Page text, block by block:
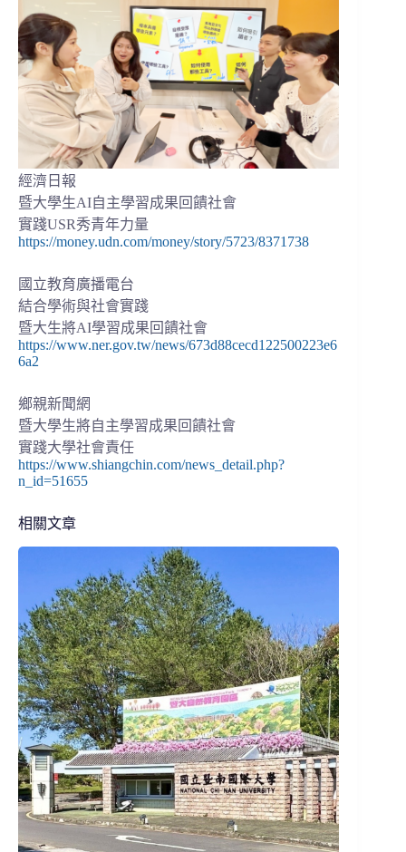
經濟日報
暨大學生AI自主學習成果回饋社會
實踐USR秀青年力量
https://money.udn.com/money/story/5723/8371738
國立教育廣播電台
結合學術與社會實踐
暨大生將AI學習成果回饋社會
https://www.ner.gov.tw/news/673d88cecd122500223e6
6a2
鄉親新聞網
暨大學生將自主學習成果回饋社會
實踐大學社會責任
https://www.shiangchin.com/news_detail.php?
n_id=51655
相關文章